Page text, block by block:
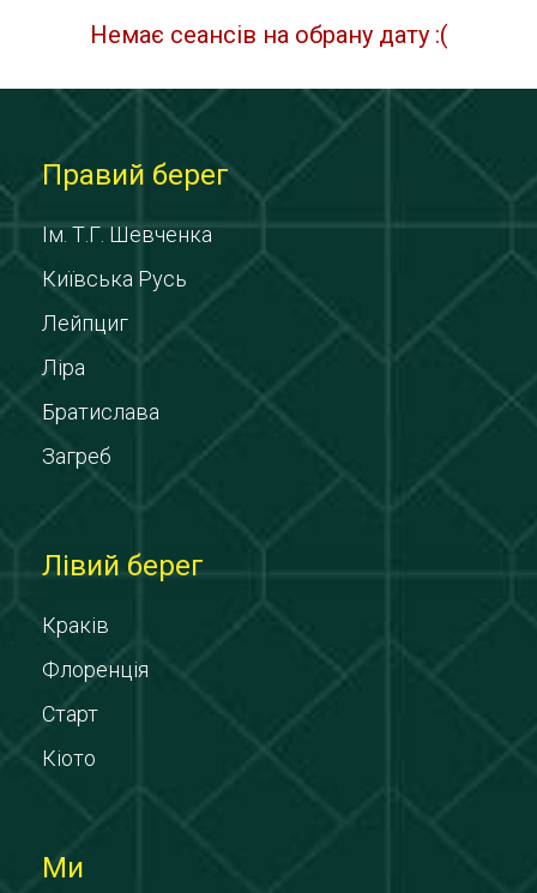
Немає сеансів на обрану дату :(
Правий берег
Ім. Т.Г. Шевченка
Київська Русь
Лейпциг
Ліра
Братислава
Загреб
Лівий берег
Краків
Флоренція
Старт
Кіото
Ми